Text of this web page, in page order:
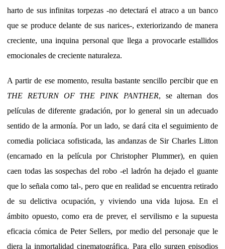
harto de sus infinitas torpezas -no detectará el atraco a un banco
que se produce delante de sus narices-, exteriorizando de manera
creciente, una inquina personal que llega a provocarle estallidos
emocionales de creciente naturaleza.
A partir de ese momento, resulta bastante sencillo percibir que en
THE RETURN OF THE PINK PANTHER, se alternan dos
películas de diferente gradación, por lo general sin un adecuado
sentido de la armonía. Por un lado, se dará cita el seguimiento de
comedia policiaca sofisticada, las andanzas de Sir Charles Litton
(encarnado en la película por Christopher Plummer), en quien
caen todas las sospechas del robo -el ladrón ha dejado el guante
que lo señala como tal-, pero que en realidad se encuentra retirado
de su delictiva ocupación, y viviendo una vida lujosa. En el
ámbito opuesto, como era de prever, el servilismo e la supuesta
eficacia cómica de Peter Sellers, por medio del personaje que le
diera la inmortalidad cinematográfica. Para ello surgen episodios